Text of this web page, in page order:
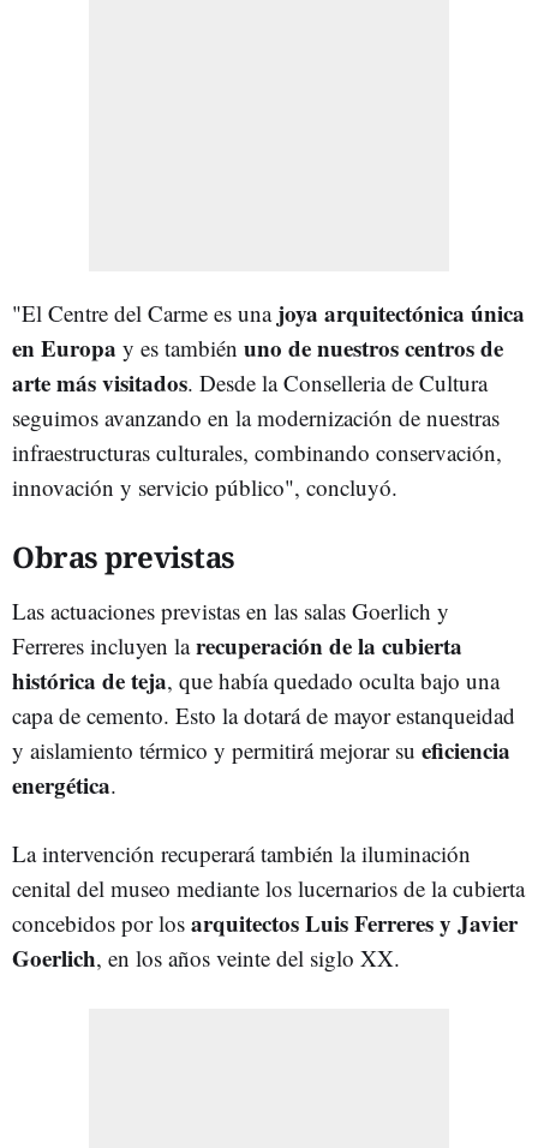
"El Centre del Carme es unajoya arquitectónica única
en Europa y es también uno de nuestros centros de
arte más visitados. Desde la Conselleria de Cultura
seguimos avanzando en la modernización de nuestras
infraestructuras culturales, combinando conservación,
innovación y servicio público", concluyó.
Obras previstas
Las actuaciones previstas en las salas Goerlich y
Ferreres incluyen larecuperación de la cubierta
histórica de teja, que había quedado oculta bajo una
capa de cemento. Esto la dotará de mayor estanqueidad
y aislamiento térmico y permitirá mejorar su eficiencia
energética.
La intervención recuperará también la iluminación
cenital del museo mediante los lucernarios de la cubierta
concebidos por los arquitectos Luis Ferreres y Javier
Goerlich, en los años veinte del siglo XX.